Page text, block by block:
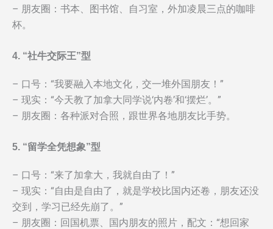
– 朋友圈：书本、图书馆、自习室，外加凌晨三点的咖啡
杯。
4. “社牛交际王”型
– 口号：“我要融入本地文化，交一堆外国朋友！”
– 现实：“今天教了加拿大同学说‘内卷’和‘摆烂’。”
– 朋友圈：各种派对合照，跟世界各地朋友比手势。
5. “留学全凭想象”型
– 口号：“来了加拿大，我就自由了！”
– 现实：“自由是自由了，就是学校比国内还卷，朋友还没
交到，学习已经先崩了。”
– 朋友圈：回国机票、国内朋友的照片，配文：“想回家